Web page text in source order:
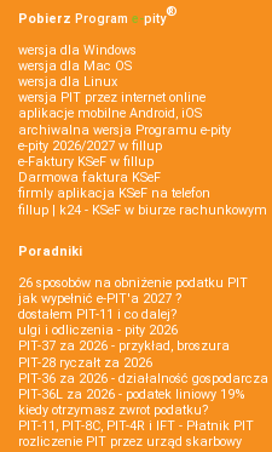
Pobierz Program e‑pity®
wersja dla Windows
wersja dla Mac OS
wersja dla Linux
wersja PIT przez internet online
aplikacje mobilne Android, iOS
archiwalna wersja Programu e-pity
e-pity 2026/2027 w fillup
e‑Faktury KSeF w fillup
Darmowa faktura KSeF
firmly aplikacja KSeF na telefon
fillup | k24 - KSeF w biurze rachunkowym
Poradniki
26 sposobów na obniżenie podatku PIT
jak wypełnić e-PIT'a 2027 ?
dostałem PIT-11 i co dalej?
ulgi i odliczenia - pity 2026
PIT-37 za 2026 - przykład, broszura
PIT-28 ryczałt za 2026
PIT-36 za 2026 - działalność gospodarcza
PIT-36L za 2026 - podatek liniowy 19%
kiedy otrzymasz zwrot podatku?
PIT-11, PIT-8C, PIT-4R i IFT - Płatnik PIT
rozliczenie PIT przez urząd skarbowy